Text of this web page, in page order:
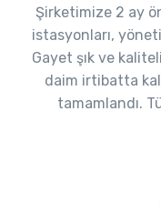
Şirketimize 2 ay
istasyonları,
Gayet şık ve
daim irtibatta
tamamlandı.